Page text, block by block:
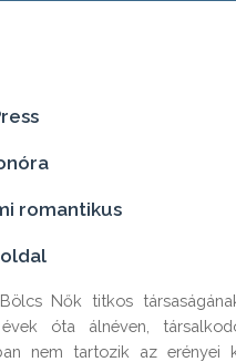
romantikus
Nők titkos
évek óta álnéven,
nem tartozik az